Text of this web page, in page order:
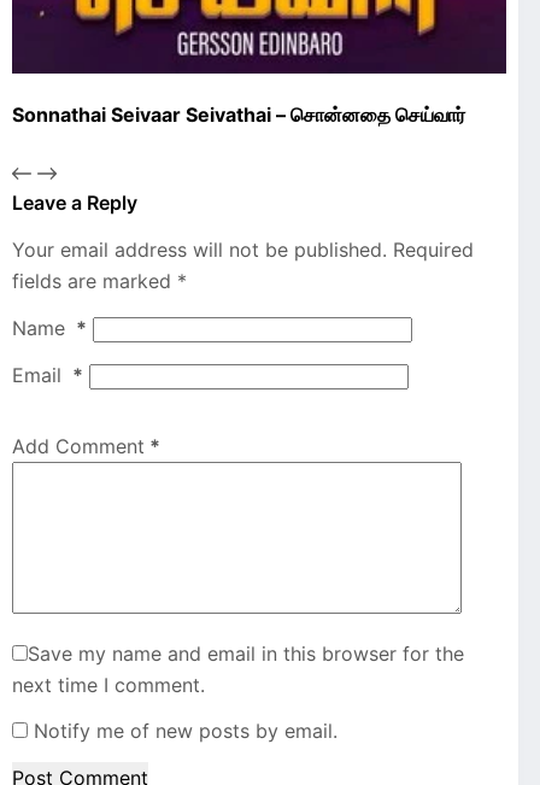
Sonnathai Seivaar Seivathai – சொன்னதை செய்வார்
Leave a Reply
Your email address will not be published. Required
fields are marked *
Name *
Email *
Add Comment *
Save my name and email in this browser for the
next time I comment.
Notify me of new posts by email.
Post Comment